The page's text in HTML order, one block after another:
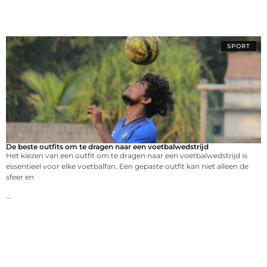
SPORT
De beste outfits om te dragen naar een voetbalwedstrijd
Het kiezen van een outfit om te dragen naar een voetbalwedstrijd is
essentieel voor elke voetbalfan. Een gepaste outfit kan niet alleen de
sfeer en
...